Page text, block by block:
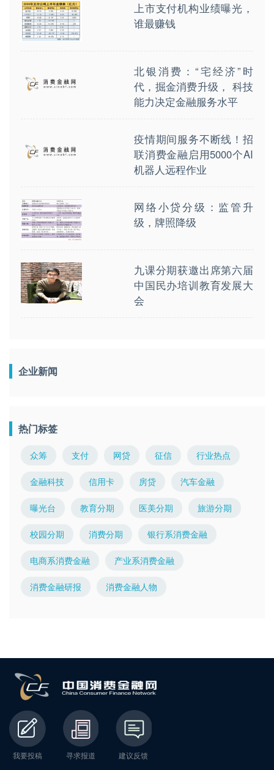
上市支付机构业绩曝光，
谁最赚钱
北银消费：“宅经济”时
代，掘金消费升级， 科技
能力决定金融服务水平
疫情期间服务不断线！招
联消费金融启用5000个AI
机器人远程作业
网络小贷分级：监管升
级，牌照降级
九课分期获邀出席第六届
中国民办培训教育发展大
会
企业新闻
热门标签
众筹 支付 网贷 征信 行业热点
金融科技 信用卡 房贷 汽车金融
曝光台 教育分期 医美分期 旅游分期
校园分期 消费分期 银行系消费金融
电商系消费金融 产业系消费金融
消费金融研报 消费金融人物
我要投稿 寻求报道 建议反馈